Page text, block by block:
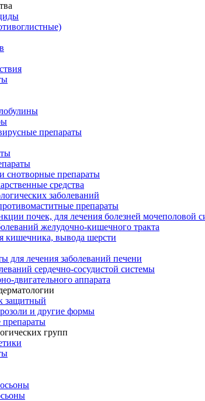
препараты
снотворные препараты
средства
заболеваний
препараты
почек, для лечения болезней мочеполовой
желудочно-кишечного тракта
кишечника, вывода шерсти
для лечения заболеваний печени
сердечно-сосудистой системы
двигательного аппарата
защитный
и другие формы
групп